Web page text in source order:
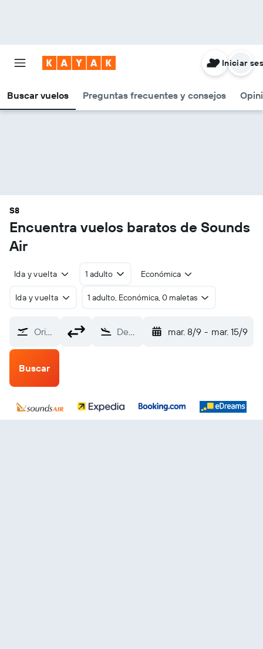
Buscar vuelos Preguntas frecuentes y consejos
Iniciar
S8
Encuentra vuelos baratos de Sounds
Air
Ida y vuelta 1 adulto Económica
Ida y vuelta 1 adulto, Económica, 0 maletas
Origen Destino mar. 8/9 - mar. 15/9
Buscar